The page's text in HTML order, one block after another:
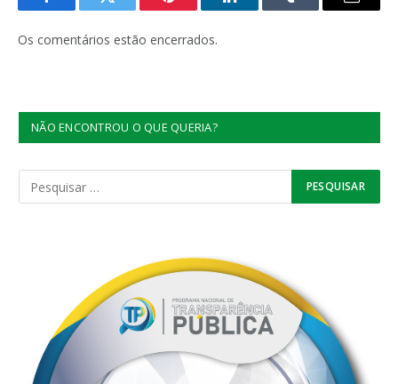
FacebookTwitter Pinterest LinkedInTumblr
E-
Os comentários estão encerrados.
NÃO ENCONTROU O QUE QUERIA?